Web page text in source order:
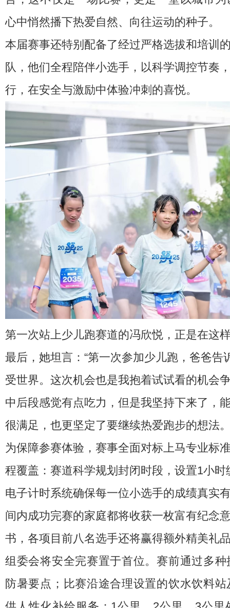
心中悄然播下热爱自然、向往运动的种子。
本届赛事还特别配备了经过严格选拔和培训
队，他们全程陪伴小选手，以科学调控节奏
行，在安全与激励中体验冲刺的喜悦。
第一次站上少儿跑赛道的冯欣悦，正是在这
最后，她坦言：“第一次参加少儿跑，爸爸告
受世界。这次机会也是我抱着试试看的机会
中后段感觉有点吃力，但是我坚持下来了，
很满足，也更坚定了要继续热爱跑步的想法
为保障参赛体验，赛事全面对标上马专业标
程覆盖：赛道科学规划封闭时段，设置1小
电子计时系统确保每一位小选手的成绩真实
间内成功完赛的家庭都将收获一枚富有纪念
书，各项目前八名选手还将赢得额外精美礼
组委会将安全完赛置于首位。赛前通过多
防暑要点；比赛沿途合理设置的饮水饮料